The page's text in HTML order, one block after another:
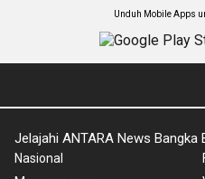
Unduh Mobile Apps
Jelajahi ANTARA News Bangka
Nasional